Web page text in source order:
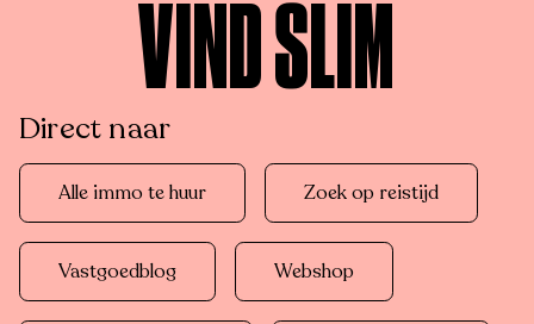
VIND SLIM
Direct naar
Alle immo te huur Zoek op reistijd
Vastgoedblog Webshop